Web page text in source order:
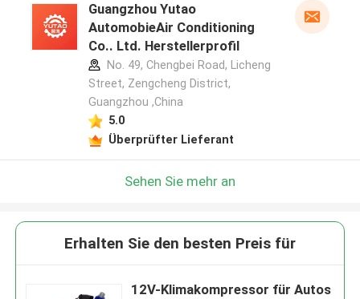
Guangzhou Yutao
AutomobieAir Conditioning
Co.. Ltd. Herstellerprofil
No. 49, Chengbei Road, Licheng
Street, Zengcheng District,
Guangzhou ,China
5.0
Überprüfter Lieferant
Sehen Sie mehr an
Erhalten Sie den besten Preis für
12V-Klimakompressor für Autos